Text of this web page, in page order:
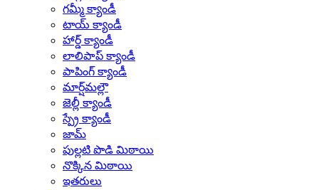
గమ్మీ క్యాండీ
టాయ్ క్యాండీ
హార్డ్ క్యాండీ
లాలిపాప్ క్యాండీ
పాపింగ్ క్యాండీ
మార్ష్‌మల్లౌ
జెల్లీ క్యాండీ
స్ప్రే క్యాండీ
జామ్
పుల్లటి పొడి మిఠాయి
నొక్కిన మిఠాయి
ఇతరులు